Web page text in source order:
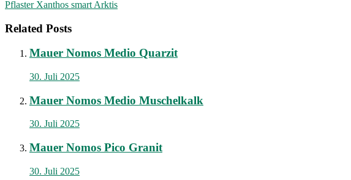
Pflaster Xanthos smart Arktis
Related Posts
Mauer Nomos Medio Quarzit
30. Juli 2025
Mauer Nomos Medio Muschelkalk
30. Juli 2025
Mauer Nomos Pico Granit
30. Juli 2025